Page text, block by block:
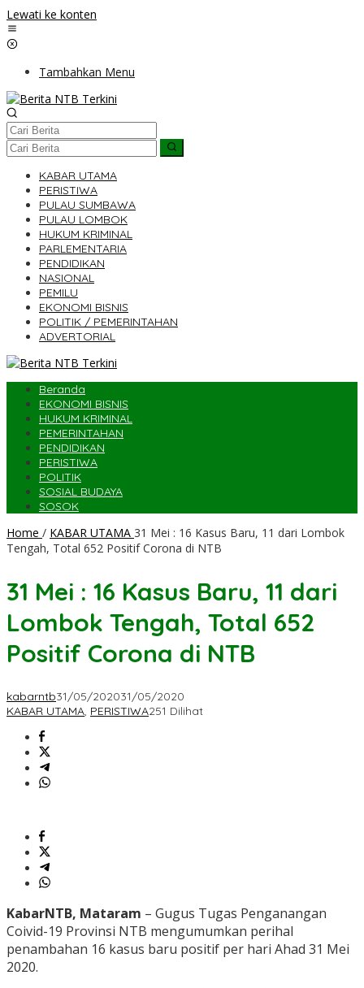
Lewati ke konten
Tambahkan Menu
KABAR UTAMA
PERISTIWA
PULAU SUMBAWA
PULAU LOMBOK
HUKUM KRIMINAL
PARLEMENTARIA
PENDIDIKAN
NASIONAL
PEMILU
EKONOMI BISNIS
POLITIK / PEMERINTAHAN
ADVERTORIAL
Beranda
EKONOMI BISNIS
HUKUM KRIMINAL
PEMERINTAHAN
PENDIDIKAN
PERISTIWA
POLITIK
SOSIAL BUDAYA
SOSOK
Home / KABAR UTAMA 31 Mei : 16 Kasus Baru, 11 dari Lombok
Tengah, Total 652 Positif Corona di NTB
31 Mei : 16 Kasus Baru, 11 dari
Lombok Tengah, Total 652
Positif Corona di NTB
kabarntb31/05/202031/05/2020
KABAR UTAMA, PERISTIWA251 Dilihat
KabarNTB, Mataram – Gugus Tugas Penganangan
Coivid-19 Provinsi NTB mengumumkan perihal
penambahan 16 kasus baru positif per hari Ahad 31 Mei
2020.